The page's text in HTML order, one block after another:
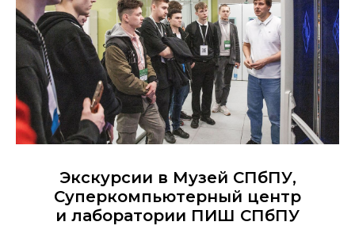
Экскурсии в Музей СПбПУ,
Суперкомпьютерный центр
и лаборатории ПИШ СПбПУ